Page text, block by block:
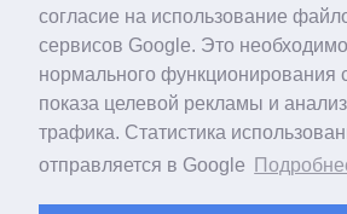
согласие на использование
сервисов Google. Это
нормального функционирования
показа целевой рекламы и
трафика. Статистика
отправляется в Google